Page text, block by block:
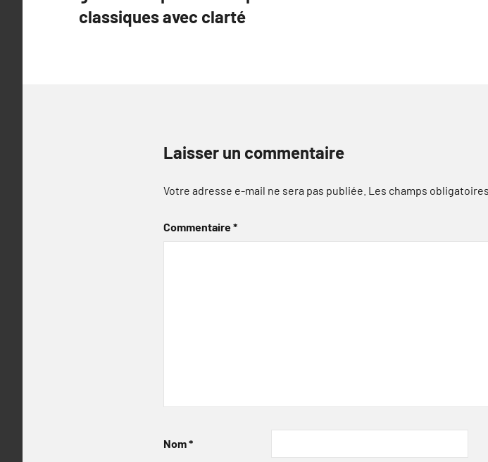
l’article
classiques avec clarté
Laisser un commentaire
Votre adresse e-mail ne sera pas publiée. Les champs
Commentaire*
Nom*